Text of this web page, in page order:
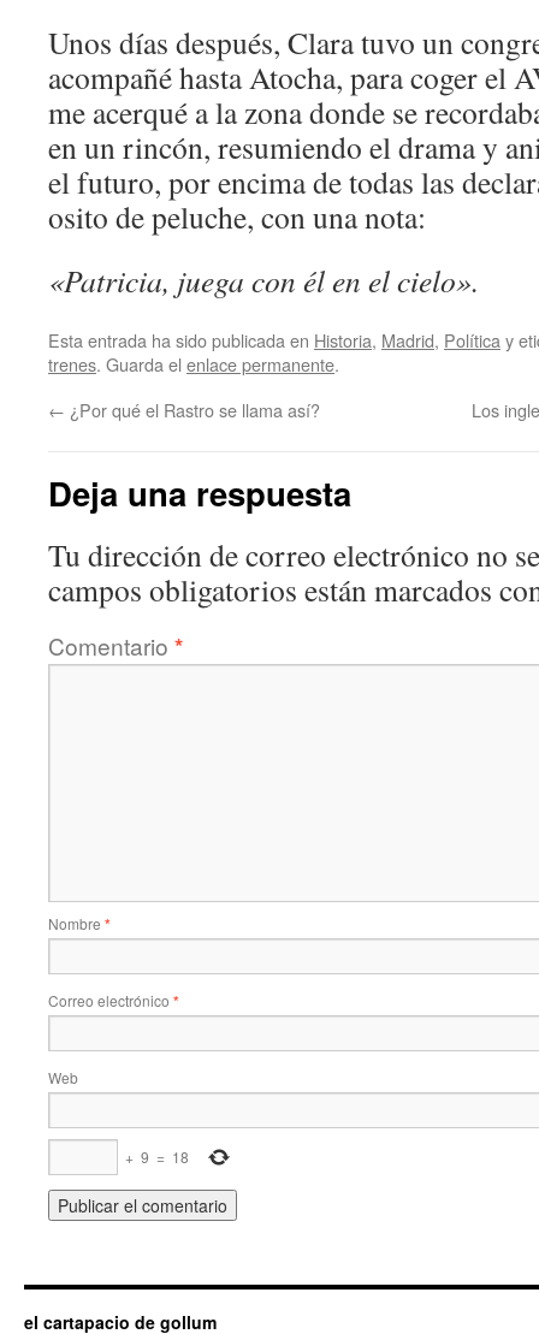
Unos días después, Clara tuvo un
acompañé hasta Atocha, para coger el
me acerqué a la zona donde se
en un rincón, resumiendo el drama y
el futuro, por encima de todas las
osito de peluche, con una nota:
«Patricia, juega con él en el cielo».
Esta entrada ha sido publicada en Historia, Madrid, Política y
trenes. Guarda el enlace permanente.
← ¿Por qué el Rastro se llama así? Los
Deja una respuesta
Tu dirección de correo electrónico no
campos obligatorios están marcados
Comentario *
Nombre *
Correo electrónico *
Web
+ 9 = 18
el cartapacio de gollum